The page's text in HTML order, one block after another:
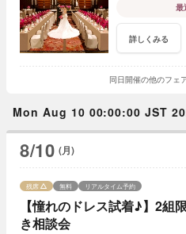
最
詳しくみる
同日開催の他のフェ
Mon Aug 10 00:00:00 JST
8/10 (月)
【憧れのドレス試着♪】2組
き相談会
残席 無料 リアルタイム予約